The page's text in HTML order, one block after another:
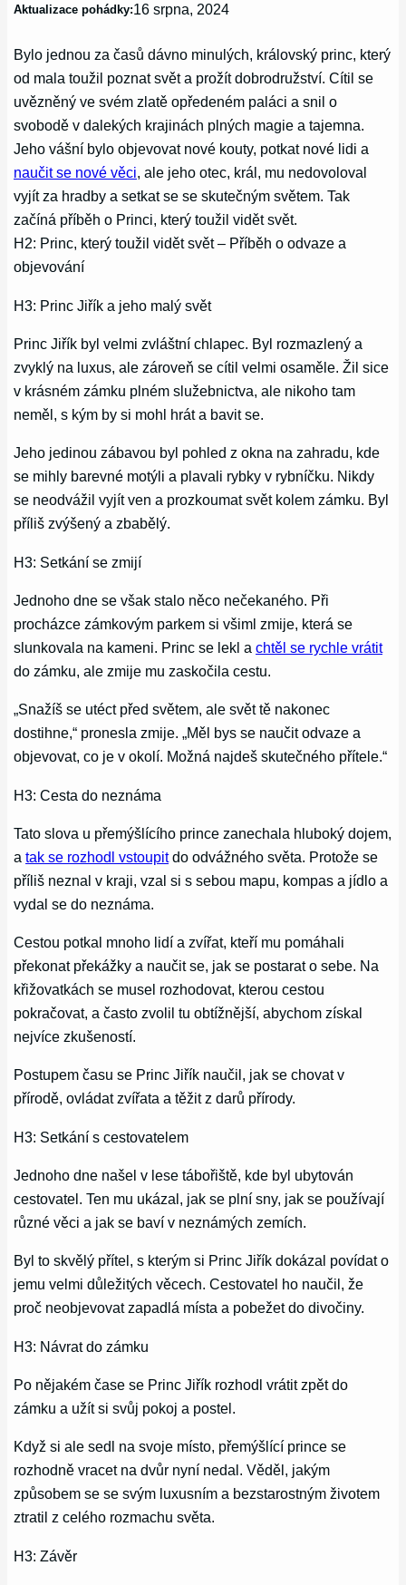
Aktualizace pohádky:16 srpna, 2024
Bylo jednou za časů dávno minulých, královský princ, který
od mala toužil poznat svět a prožít dobrodružství. Cítil se
uvězněný ve svém zlatě opředeném paláci a snil o
svobodě v dalekých krajinách plných magie a tajemna.
Jeho vášní bylo objevovat nové kouty, potkat nové lidi a
naučit se nové věci, ale jeho otec, král, mu nedovoloval
vyjít za hradby a setkat se se skutečným světem. Tak
začíná příběh o Princi, který toužil vidět svět.
H2: Princ, který toužil vidět svět – Příběh o odvaze a
objevování
H3: Princ Jiřík a jeho malý svět
Princ Jiřík byl velmi zvláštní chlapec. Byl rozmazlený a
zvyklý na luxus, ale zároveň se cítil velmi osaměle. Žil sice
v krásném zámku plném služebnictva, ale nikoho tam
neměl, s kým by si mohl hrát a bavit se.
Jeho jedinou zábavou byl pohled z okna na zahradu, kde
se mihly barevné motýli a plavali rybky v rybníčku. Nikdy
se neodvážil vyjít ven a prozkoumat svět kolem zámku. Byl
příliš zvýšený a zbabělý.
H3: Setkání se zmijí
Jednoho dne se však stalo něco nečekaného. Při
procházce zámkovým parkem si všiml zmije, která se
slunkovala na kameni. Princ se lekl achtěl se rychle vrátit
do zámku, ale zmije mu zaskočila cestu.
„Snažíš se utéct před světem, ale svět tě nakonec
dostihne,“ pronesla zmije. „Měl bys se naučit odvaze a
objevovat, co je v okolí. Možná najdeš skutečného přítele.“
H3: Cesta do neznáma
Tato slova u přemýšlícího prince zanechala hluboký dojem,
atak se rozhodl vstoupitdo odvážného světa. Protože se
příliš neznal v kraji, vzal si s sebou mapu, kompas a jídlo a
vydal se do neznáma.
Cestou potkal mnoho lidí a zvířat, kteří mu pomáhali
překonat překážky a naučit se, jak se postarat o sebe. Na
křižovatkách se musel rozhodovat, kterou cestou
pokračovat, a často zvolil tu obtížnější, abychom získal
nejvíce zkušeností.
Postupem času se Princ Jiřík naučil, jak se chovat v
přírodě, ovládat zvířata a těžit z darů přírody.
H3: Setkání s cestovatelem
Jednoho dne našel v lese tábořiště, kde byl ubytován
cestovatel. Ten mu ukázal, jak se plní sny, jak se používají
různé věci a jak se baví v neznámých zemích.
Byl to skvělý přítel, s kterým si Princ Jiřík dokázal povídat o
jemu velmi důležitých věcech. Cestovatel ho naučil, že
proč neobjevovat zapadlá místa a pobežet do divočiny.
H3: Návrat do zámku
Po nějakém čase se Princ Jiřík rozhodl vrátit zpět do
zámku a užít si svůj pokoj a postel.
Když si ale sedl na svoje místo, přemýšlící prince se
rozhodně vracet na dvůr nyní nedal. Věděl, jakým
způsobem se se svým luxusním a bezstarostným životem
ztratil z celého rozmachu světa.
H3: Závěr